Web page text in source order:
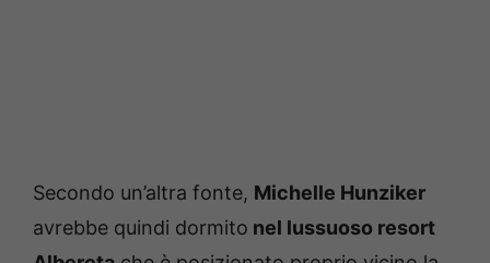
Secondo un’altra fonte, Michelle Hunziker
avrebbe quindi dormito nel lussuoso resort